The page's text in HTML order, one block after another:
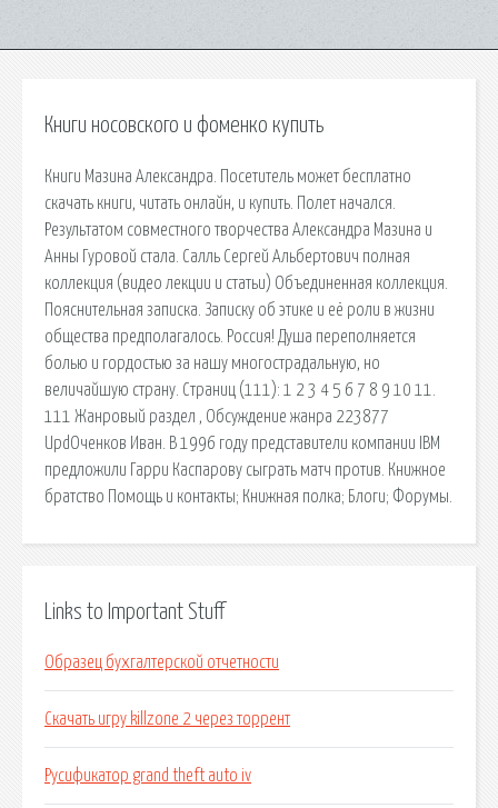
Книги носовского и фоменко купить
Книги Мазина Александра. Посетитель может бесплатно
скачать книги, читать онлайн, и купить. Полет начался.
Результатом совместного творчества Александра Мазина и
Анны Гуровой стала. Салль Сергей Альбертович полная
коллекция (видео лекции и статьи) Объединенная коллекция.
Пояснительная записка. Записку об этике и её роли в жизни
общества предполагалось. Россия! Душа переполняется
болью и гордостью за нашу многострадальную, но
величайшую страну. Страниц (111): 1 2 3 4 5 6 7 8 9 10 11.
111 Жанровый раздел , Обсуждение жанра 223877
UpdОченков Иван. В 1996 году представители компании IBM
предложили Гарри Каспарову сыграть матч против. Книжное
братство Помощь и контакты; Книжная полка; Блоги; Форумы.
Links to Important Stuff
Образец бухгалтерской отчетности
Скачать игру killzone 2 через торрент
Русификатор grand theft auto iv